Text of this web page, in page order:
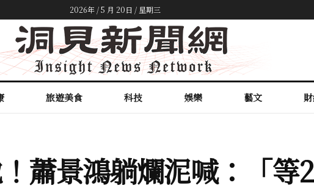
2026年 / 5 月 20日 / 星期三
旅遊美食 科技 娛樂 藝文
蕭景鴻躺爛泥喊：「等